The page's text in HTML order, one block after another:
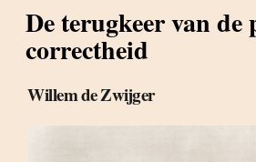
De terugkeer van de
correctheid
Willem de Zwijger